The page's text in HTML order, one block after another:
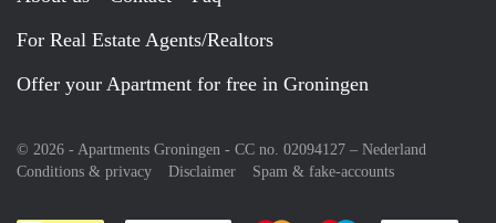
For Real Estate Agents/Realtors
Offer your Apartment for free in Groningen
© 2026 - Apartments Groningen - CC no. 02094127 – Nederland
Conditions & privacy
Disclaimer Spam & fake-accounts